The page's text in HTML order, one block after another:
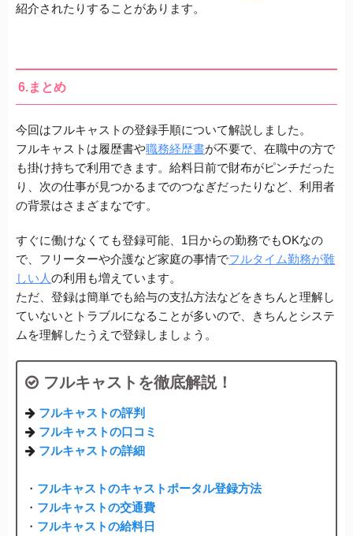
紹介されたりすることがあります。
6.まとめ
今回はフルキャストの登録手順について解説しました。
フルキャストは履歴書や職務経歴書が不要で、在職中の方で
も掛け持ちで利用できます。 給料日前で財布がピンチだった
り、次の仕事が見つかるまでのつなぎだったりなど、利用者
の背景はさまざまなです。
すぐに働けなくても登録可能、1日からの勤務でもOKなの
で、フリーターや介護など家庭の事情でフルタイム勤務が難
しい人の利用も増えています。
ただ、登録は簡単でも給与の支払方法などをきちんと理解し
ていないとトラブルになることが多いので、きちんとシステ
ムを理解したうえで登録しましょう。
フルキャストを徹底解説！
フルキャストの評判
フルキャストの口コミ
フルキャストの詳細
・ フルキャストのキャストポータル登録方法
・ フルキャストの交通費
・ フルキャストの給料日